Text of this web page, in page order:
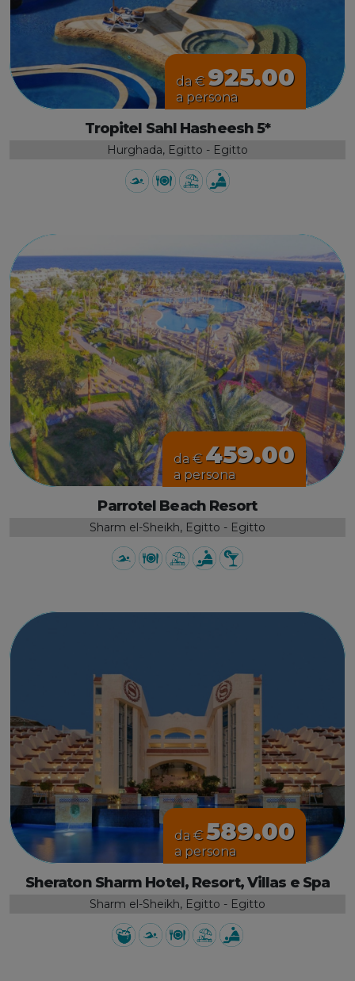
da € 925.00
a persona
Tropitel Sahl Hasheesh 5*
Hurghada, Egitto - Egitto
da € 459.00
a persona
Parrotel Beach Resort
Sharm el-Sheikh, Egitto - Egitto
da €589.00
a persona
Sheraton Sharm Hotel, Resort, Villas e Spa
Sharm el-Sheikh, Egitto - Egitto